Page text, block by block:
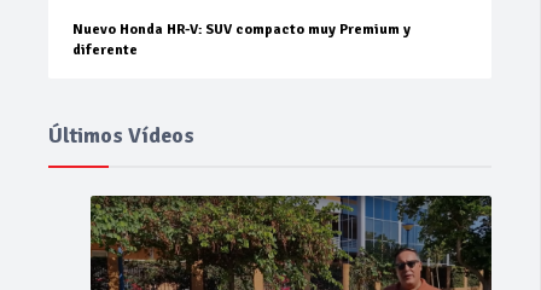
Nuevo Honda HR-V: SUV compacto muy Premium y
diferente
Últimos Vídeos